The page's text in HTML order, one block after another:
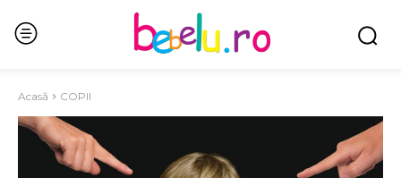
Acasă COPII